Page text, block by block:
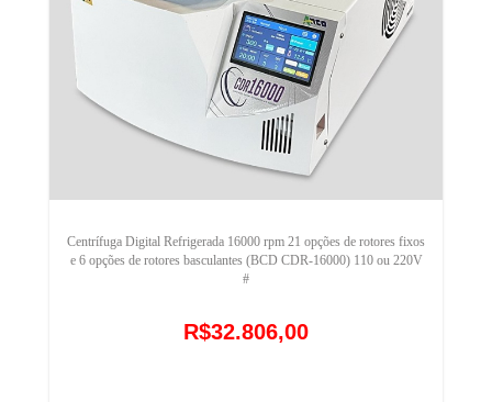
Centrífuga Digital Refrigerada 16000 rpm 21 opções de rotores fixos
e 6 opções de rotores basculantes (BCD CDR-16000) 110 ou 220V
#
R$32.806,00